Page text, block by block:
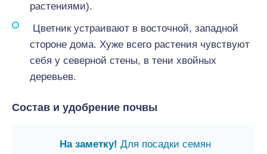
растениями).
Цветник устраивают в восточной, западной
стороне дома. Хуже всего растения чувствуют
себя у северной стены, в тени хвойных
деревьев.
Состав и удобрение почвы
На заметку! Для посадки семян